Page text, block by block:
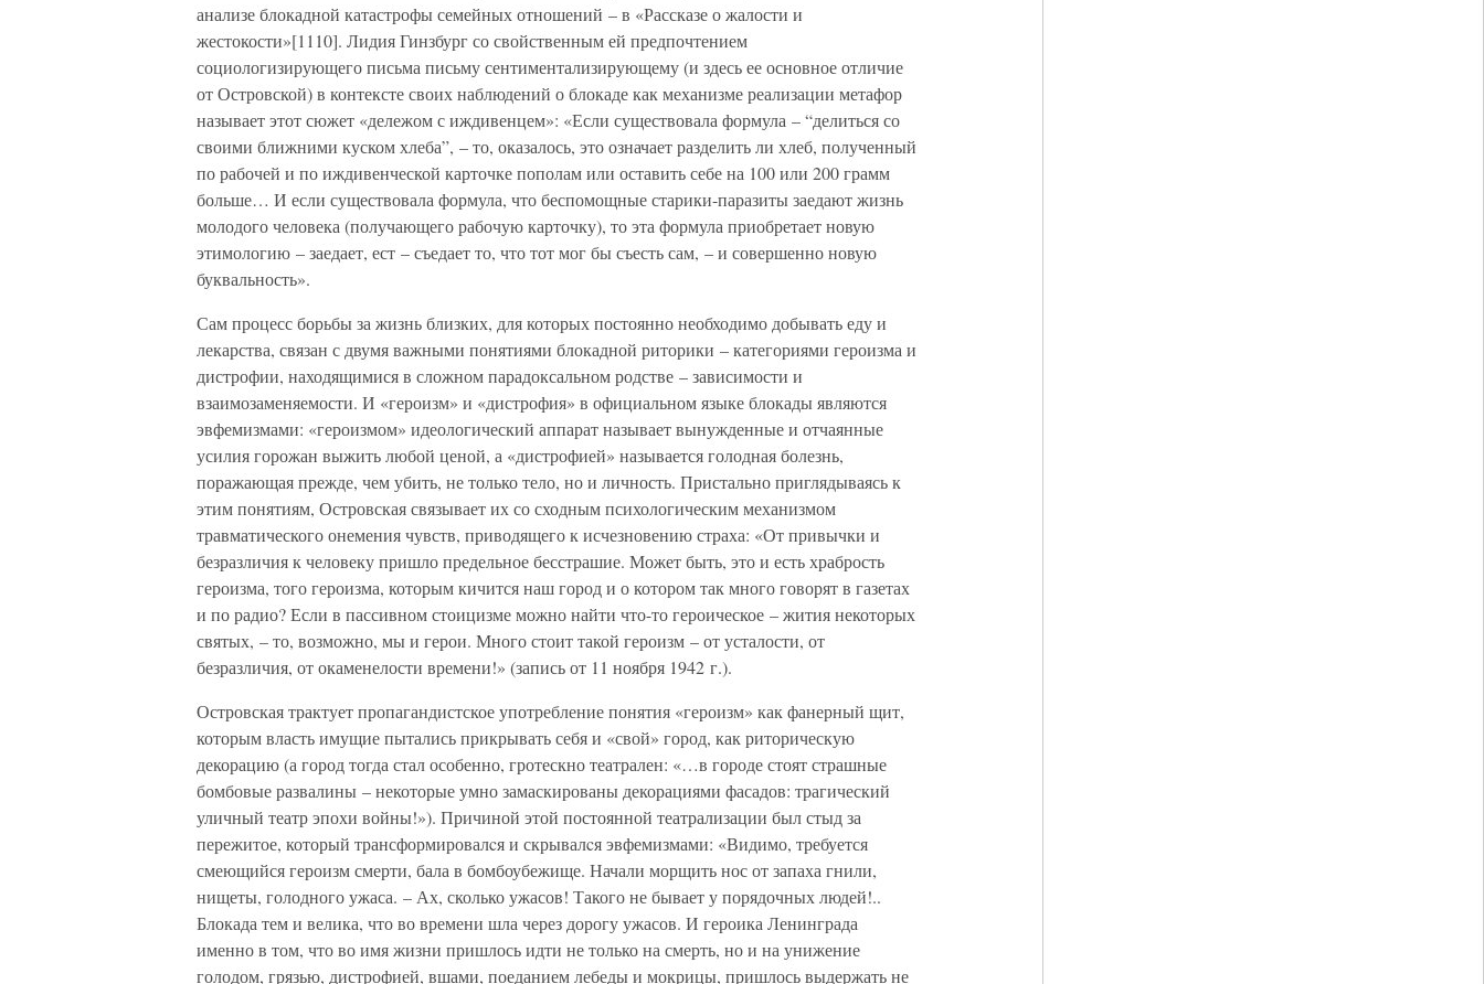
анализе блокадной катастрофы семейных отношений – в «Рассказе о жалости и
жестокости»[1110]. Лидия Гинзбург со свойственным ей предпочтением
социологизирующего письма письму сентиментализирующему (и здесь ее основное отличие
от Островской) в контексте своих наблюдений о блокаде как механизме реализации метафор
называет этот сюжет «дележом с иждивенцем»: «Если существовала формула – “делиться со
своими ближними куском хлеба”, – то, оказалось, это означает разделить ли хлеб, полученный
по рабочей и по иждивенческой карточке пополам или оставить себе на 100 или 200 грамм
больше… И если существовала формула, что беспомощные старики-паразиты заедают жизнь
молодого человека (получающего рабочую карточку), то эта формула приобретает новую
этимологию – заедает, ест – съедает то, что тот мог бы съесть сам, – и совершенно новую
буквальность».
Сам процесс борьбы за жизнь близких, для которых постоянно необходимо добывать еду и
лекарства, связан с двумя важными понятиями блокадной риторики – категориями героизма и
дистрофии, находящимися в сложном парадоксальном родстве – зависимости и
взаимозаменяемости. И «героизм» и «дистрофия» в официальном языке блокады являются
эвфемизмами: «героизмом» идеологический аппарат называет вынужденные и отчаянные
усилия горожан выжить любой ценой, а «дистрофией» называется голодная болезнь,
поражающая прежде, чем убить, не только тело, но и личность. Пристально приглядываясь к
этим понятиям, Островская связывает их со сходным психологическим механизмом
травматического онемения чувств, приводящего к исчезновению страха: «От привычки и
безразличия к человеку пришло предельное бесстрашие. Может быть, это и есть храбрость
героизма, того героизма, которым кичится наш город и о котором так много говорят в газетах
и по радио? Если в пассивном стоицизме можно найти что-то героическое – жития некоторых
святых, – то, возможно, мы и герои. Много стоит такой героизм – от усталости, от
безразличия, от окаменелости времени!» (запись от 11 ноября 1942 г.).
Островская трактует пропагандистское употребление понятия «героизм» как фанерный щит,
которым власть имущие пытались прикрывать себя и «свой» город, как риторическую
декорацию (а город тогда стал особенно, гротескно театрален: «…в городе стоят страшные
бомбовые развалины – некоторые умно замаскированы декорациями фасадов: трагический
уличный театр эпохи войны!»). Причиной этой постоянной театрализации был стыд за
пережитое, который трансформировалcя и скрывалcя эвфемизмами: «Видимо, требуется
смеющийся героизм смерти, бала в бомбоубежище. Начали морщить нос от запаха гнили,
нищеты, голодного ужаса. – Ах, сколько ужасов! Такого не бывает у порядочных людей!..
Блокада тем и велика, что во времени шла через дорогу ужасов. И героика Ленинграда
именно в том, что во имя жизни пришлось идти не только на смерть, но и на унижение
голодом, грязью, дистрофией, вшами, поеданием лебеды и мокрицы, пришлось выдержать не